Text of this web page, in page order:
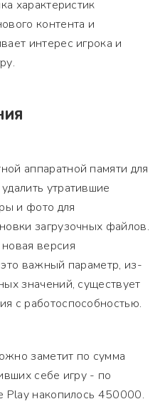
характеристик
контента и
интерес игрока и
аппаратной памяти для
утратившие
и фото для
загрузочных файлов.
версия
важный параметр, из-
значений, существует
с работоспособностью.
заметит по сумма
себе игру - по
Play накопилось 450000.